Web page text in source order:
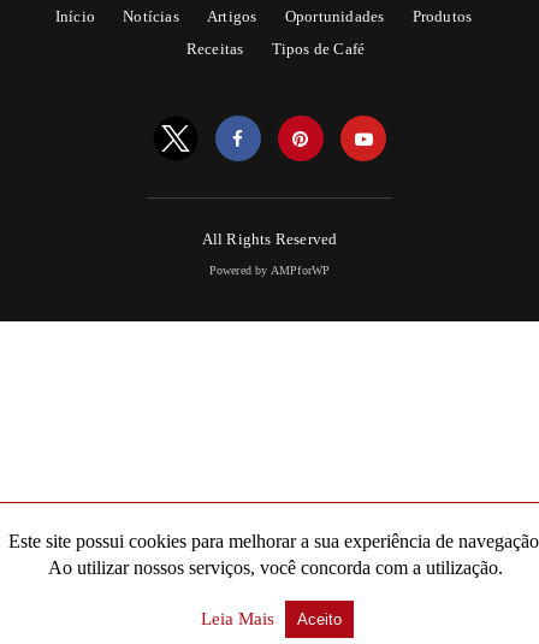
Início Notícias Artigos Oportunidades
Produtos
Receitas
Tipos de Café
All Rights Reserved
Powered by AMPforWP
Este site possui cookies para melhorar a sua experiência de
Ao utilizar nossos serviços, você concorda com a utilização.
Leia Mais Aceito